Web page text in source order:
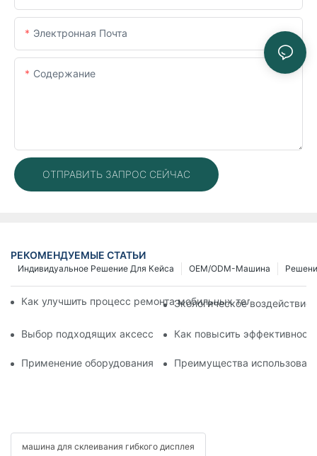
Электронная Почта
Содержание
ОТПРАВИТЬ ЗАПРОС СЕЙЧАС
РЕКОМЕНДУЕМЫЕ СТАТЬИ
OEM/ODM-Машина
Индивидуальное Решение Для Кейса
Как улучшить процесс ремонта мобильных телефонов с
Экологическое
Выбор подходящих аксессуаров для вашего устройства
Как повысить
Применение оборудования для ремонта телефонов при
Преимущества
машина для склеивания гибкого дисплея